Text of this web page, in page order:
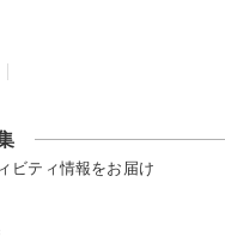
ビティ情報をお届け